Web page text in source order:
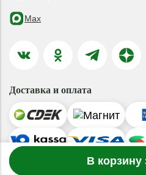
В корзину
1 товар в
Max
Доставка и оплата
© 2019-2026 ООО